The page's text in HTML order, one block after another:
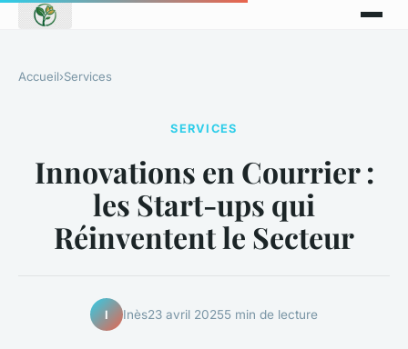
Accueil›Services
SERVICES
Innovations en Courrier :
les Start-ups qui
Réinventent le Secteur
I Inès23 avril 20255 min de lecture